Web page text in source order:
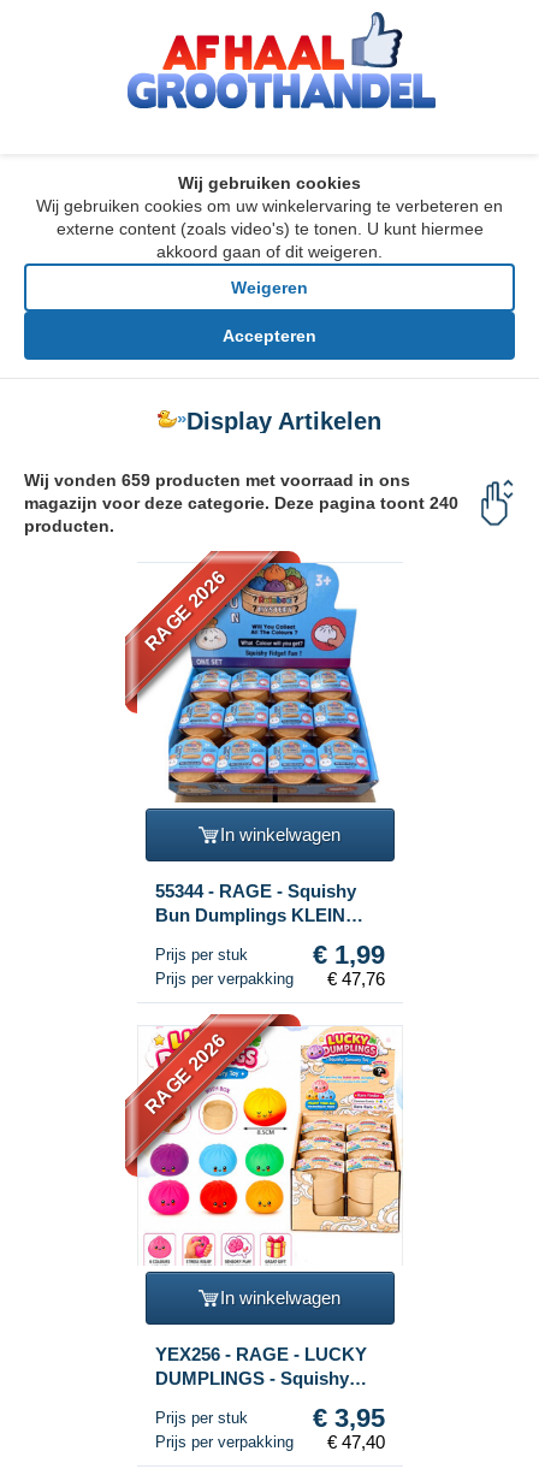
Wij gebruiken cookies
Wij gebruiken cookies om uw winkelervaring te verbeteren en
externe content (zoals video's) te tonen. U kunt hiermee
akkoord gaan of dit weigeren.
Weigeren
Accepteren
»Display Artikelen
Wij vonden 659 producten met voorraad in ons
magazijn voor deze categorie. Deze pagina toont 240
producten.
RAGE 2026
In winkelwagen
55344 - RAGE - Squishy
Bun Dumplings KLEIN
Viral 2026 Fidget Toy
(24st.)
Prijs per stuk € 1,99
Prijs per verpakking € 47,76
RAGE 2026
In winkelwagen
YEX256 - RAGE - LUCKY
DUMPLINGS - Squishy
Afm. 8.5 x 8.5 x 4.8 Cm - IN
DISPLAY (12st.)
Prijs per stuk € 3,95
Prijs per verpakking € 47,40